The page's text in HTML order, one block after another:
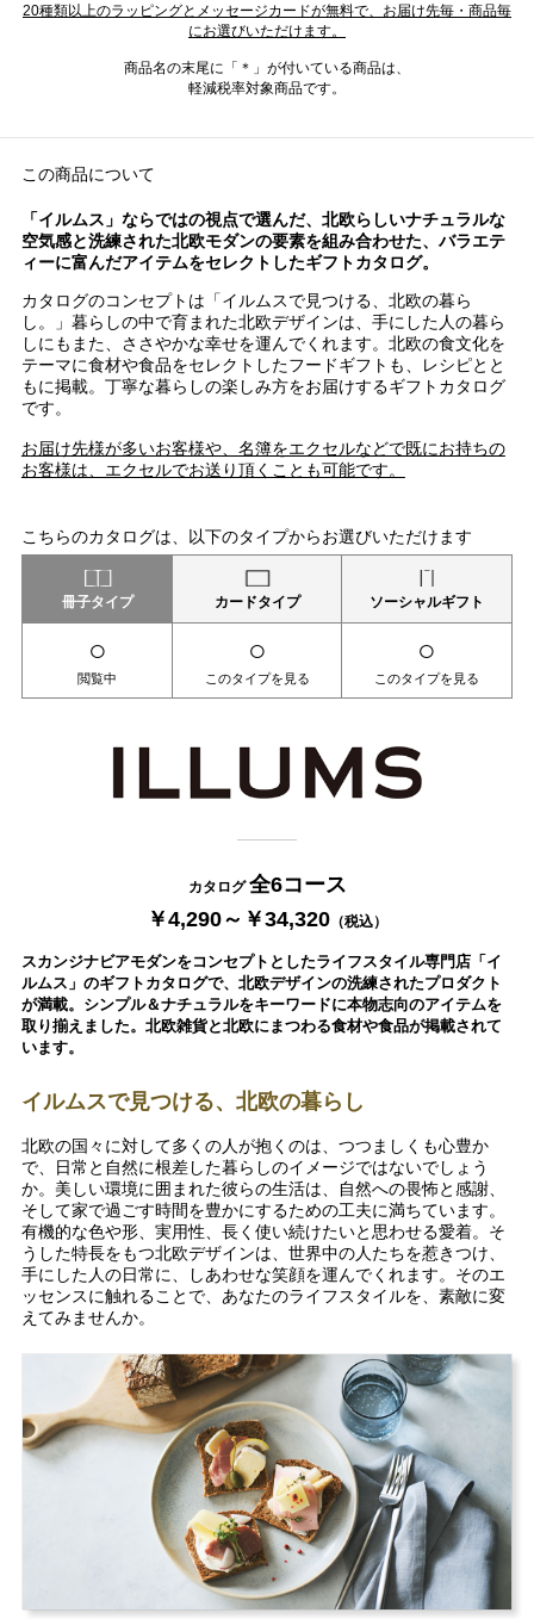
20種類以上のラッピングとメッセージカードが無料で、お届け先毎・商品毎
にお選びいただけます。
商品名の末尾に「＊」が付いている商品は、
軽減税率対象商品です。
この商品について
「イルムス」ならではの視点で選んだ、北欧らしいナチュラルな
空気感と洗練された北欧モダンの要素を組み合わせた、バラエテ
ィーに富んだアイテムをセレクトしたギフトカタログ。
カタログのコンセプトは「イルムスで見つける、北欧の暮ら
し。」暮らしの中で育まれた北欧デザインは、手にした人の暮ら
しにもまた、ささやかな幸せを運んでくれます。北欧の食文化を
テーマに食材や食品をセレクトしたフードギフトも、レシピとと
もに掲載。丁寧な暮らしの楽しみ方をお届けするギフトカタログ
です。
お届け先様が多いお客様や、名簿をエクセルなどで既にお持ちの
お客様は、エクセルでお送り頂くことも可能です。
こちらのカタログは、以下のタイプからお選びいただけます
冊子タイプ カードタイプ ソーシャルギフト
○
閲覧中
○
このタイプを見る
○
このタイプを見る
カタログ 全6コース
￥4,290～￥34,320 （税込）
スカンジナビアモダンをコンセプトとしたライフスタイル専門店「イ
ルムス」のギフトカタログで、北欧デザインの洗練されたプロダクト
が満載。シンプル＆ナチュラルをキーワードに本物志向のアイテムを
取り揃えました。北欧雑貨と北欧にまつわる食材や食品が掲載されて
います。
イルムスで見つける、北欧の暮らし
北欧の国々に対して多くの人が抱くのは、つつましくも心豊か
で、日常と自然に根差した暮らしのイメージではないでしょう
か。美しい環境に囲まれた彼らの生活は、自然への畏怖と感謝、
そして家で過ごす時間を豊かにするための工夫に満ちています。
有機的な色や形、実用性、長く使い続けたいと思わせる愛着。そ
うした特長をもつ北欧デザインは、世界中の人たちを惹きつけ、
手にした人の日常に、しあわせな笑顔を運んでくれます。そのエ
ッセンスに触れることで、あなたのライフスタイルを、素敵に変
えてみませんか。